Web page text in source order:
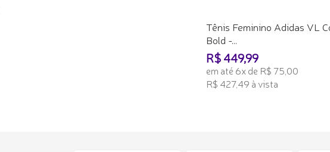
Tênis Feminino Adidas VL
Bold -...
R$ 449,99
em até 6x de R$ 75,00
R$ 427,49 à vista